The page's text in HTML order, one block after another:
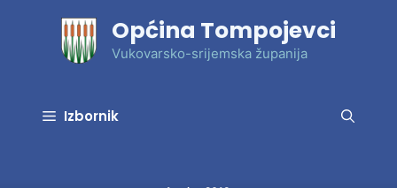
Općina Tompojevci
Vukovarsko-srijemska županija
Izbornik